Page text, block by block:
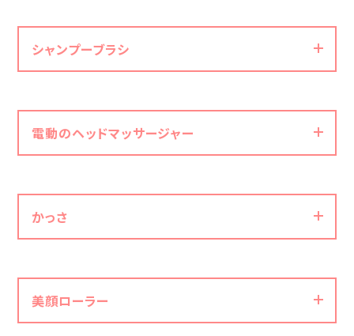
手に代わる道具として多くの人がイメージするのがブラ
【メリット】
手軽に頭皮マッサージできる
シャンプーブラシ
シャンプーブラシは、シャンプーの際に使うことで毛穴の
電動のヘッドマッサージャー
かっさ
美顔ローラー